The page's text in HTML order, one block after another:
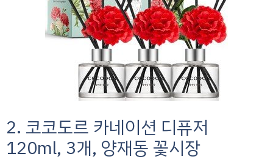
2. 코코도르 카네이션 디퓨저
120ml, 3개, 양재동 꽃시장